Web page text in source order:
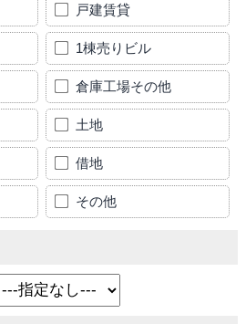
戸建賃貸
1棟売りビル
倉庫工場その他
土地
借地
その他